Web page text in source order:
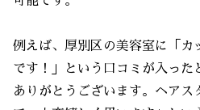
例えば、厚別区の美容室に「カ
です！」という口コミが入っ
ありがとうございます。ヘアス